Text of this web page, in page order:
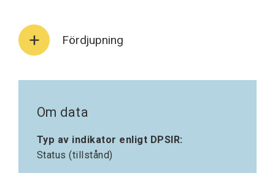
Fördjupning
Om data
Typ av indikator enligt DPSIR:
Status (tillstånd)